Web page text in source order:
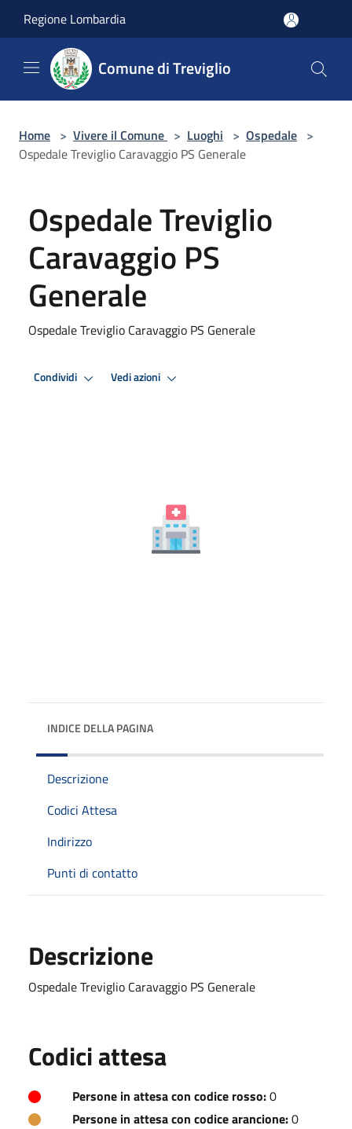
Regione Lombardia
Comune di Treviglio
Home > Vivere il Comune > Luoghi > Ospedale >
Ospedale Treviglio Caravaggio PS Generale
Ospedale Treviglio
Caravaggio PS
Generale
Ospedale Treviglio Caravaggio PS Generale
Condividi Vedi azioni
INDICE DELLA PAGINA
Descrizione
Codici Attesa
Indirizzo
Punti di contatto
Descrizione
Ospedale Treviglio Caravaggio PS Generale
Codici attesa
Persone in attesa con codice rosso:0
Persone in attesa con codice arancione:0